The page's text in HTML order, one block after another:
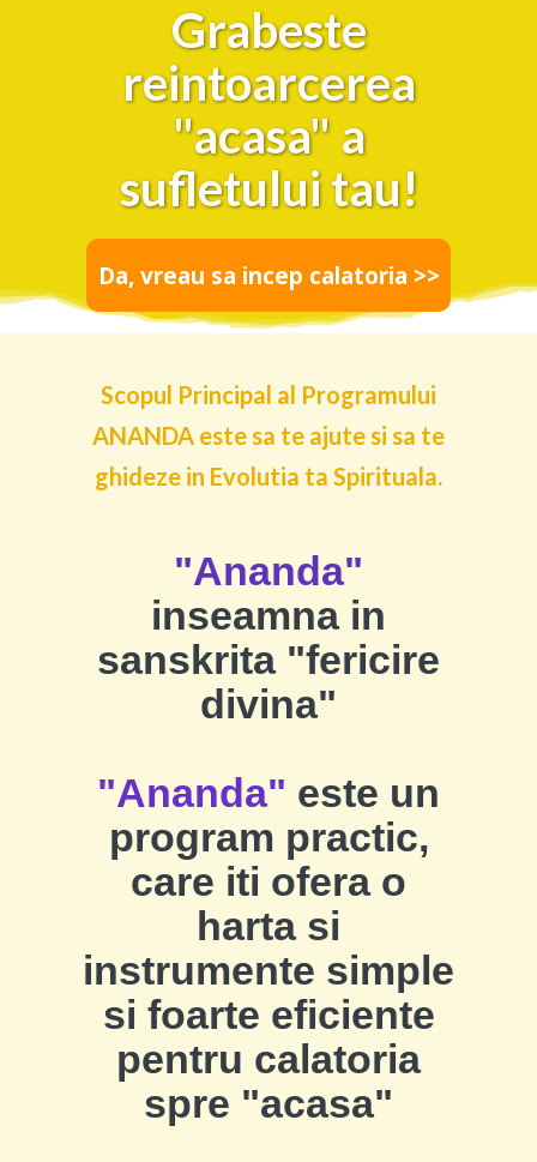
Grabeste
reintoarcerea
"acasa" a
sufletului tau!
Da, vreau sa incep calatoria >>
"Ananda"
inseamna in
sanskrita "fericire
divina"
"Ananda" este un
program practic,
care iti ofera o
harta si
instrumente simple
si foarte eficiente
pentru calatoria
spre "acasa"
Scopul Principal al Programului
ANANDA este sa te ajute si sa te
ghideze in Evolutia ta Spirituala.